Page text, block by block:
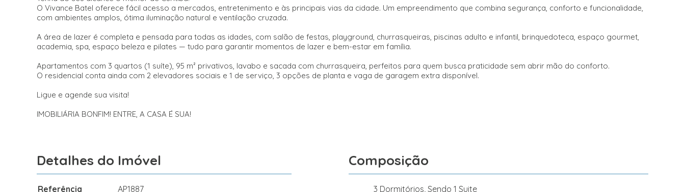
O Vivance Batel oferece fácil acesso a mercados, entretenimento e às principais vias da cidade. Um empreendimento que combina segurança, conforto e funcionalidade,
com ambientes amplos, ótima iluminação natural e ventilação cruzada.
A área de lazer é completa e pensada para todas as idades, com salão de festas, playground, churrasqueiras, piscinas adulto e infantil, brinquedoteca, espaço gourmet,
academia, spa, espaço beleza e pilates — tudo para garantir momentos de lazer e bem-estar em família.
Apartamentos com 3 quartos (1 suíte), 95 m² privativos, lavabo e sacada com churrasqueira, perfeitos para quem busca praticidade sem abrir mão do conforto.
O residencial conta ainda com 2 elevadores sociais e 1 de serviço, 3 opções de planta e vaga de garagem extra disponível.
Ligue e agende sua visita!
IMOBILIÁRIA BONFIM! ENTRE, A CASA É SUA!
Detalhes do Imóvel
Referência AP1887
Composição
3 Dormitórios, Sendo 1 Suite